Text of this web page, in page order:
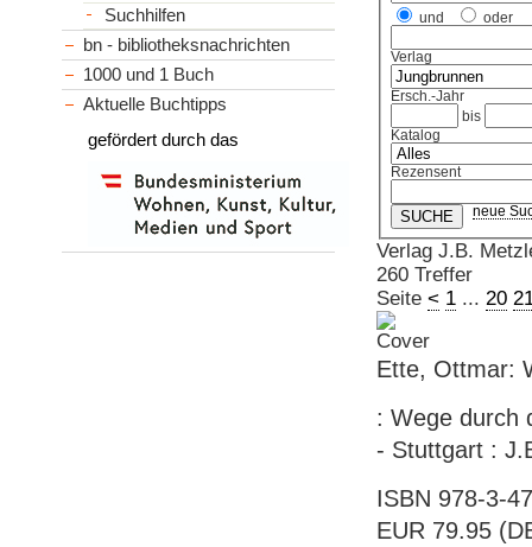
und oder
Verlag
Ersch.-Jahr
bis
Katalog
Rezensent
neue
Verlag J.B.
260 Treffer
Seite < 1... 20
Ette, Ottmar:
: Wege durch
- Stuttgart :
ISBN 978-3-
EUR 79.95
Suchhilfen
bn - bibliotheksnachrichten
1000 und 1 Buch
Aktuelle Buchtipps
gefördert durch das